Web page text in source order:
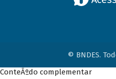
© BNDES.
ConteÃºdo complementar